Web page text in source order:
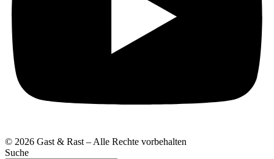
© 2026 Gast & Rast – Alle Rechte vorbehalten
Suche